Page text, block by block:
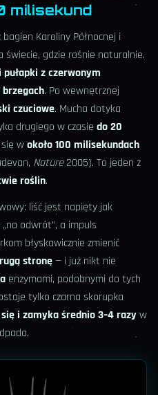
milisekund
bagien Karoliny Północnej i
świecie, gdzie rośnie naturalnie.
pułapki z czerwonym
. Po wewnętrznej
czuciowe. Mucha dotyka
drugiego w czasie do 20
wokoło 100 milisekundach
Nature2005). To jeden z
roślin.
liść jest napięty jak
odwrót”, a impuls
błyskawicznie zmienić
stronę— i już nikt nie
enzymami, podobnymi do tych
tylko czarna skorupka
i zamyka średnio 3–4 razyw